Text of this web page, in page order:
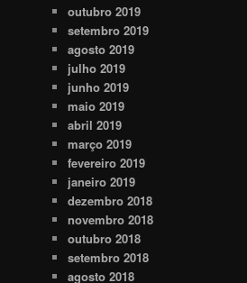
outubro 2019
setembro 2019
agosto 2019
julho 2019
junho 2019
maio 2019
abril 2019
março 2019
fevereiro 2019
janeiro 2019
dezembro 2018
novembro 2018
outubro 2018
setembro 2018
agosto 2018